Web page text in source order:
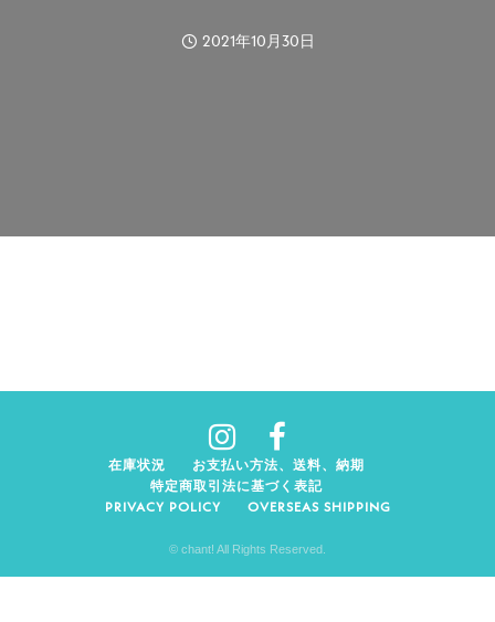
2021年10月30日
在庫状況
お支払い方法、送料、納期
特定商取引法に基づく表記
PRIVACY POLICY
OVERSEAS SHIPPING
© chant! All Rights Reserved.